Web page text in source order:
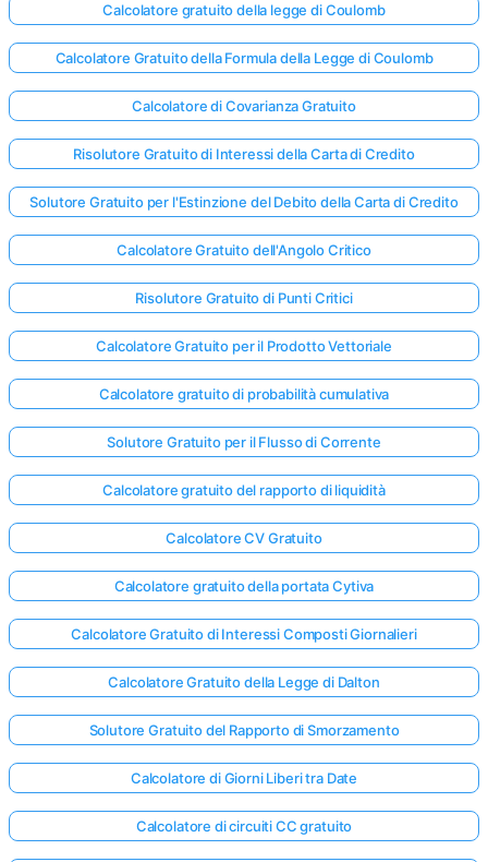
Calcolatore gratuito della legge di Coulomb
Calcolatore Gratuito della Formula della Legge di Coulomb
Calcolatore di Covarianza Gratuito
Risolutore Gratuito di Interessi della Carta di Credito
Solutore Gratuito per l'Estinzione del Debito della Carta di Credito
Calcolatore Gratuito dell'Angolo Critico
Risolutore Gratuito di Punti Critici
Calcolatore Gratuito per il Prodotto Vettoriale
Calcolatore gratuito di probabilità cumulativa
Solutore Gratuito per il Flusso di Corrente
Calcolatore gratuito del rapporto di liquidità
Calcolatore CV Gratuito
Calcolatore gratuito della portata Cytiva
Calcolatore Gratuito di Interessi Composti Giornalieri
Calcolatore Gratuito della Legge di Dalton
Solutore Gratuito del Rapporto di Smorzamento
Calcolatore di Giorni Liberi tra Date
Calcolatore di circuiti CC gratuito